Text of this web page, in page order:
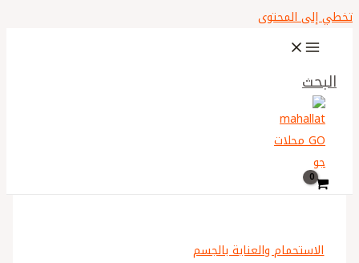
تخطي إلى المحتوى
البحث
الاستحمام والعناية بالجسم